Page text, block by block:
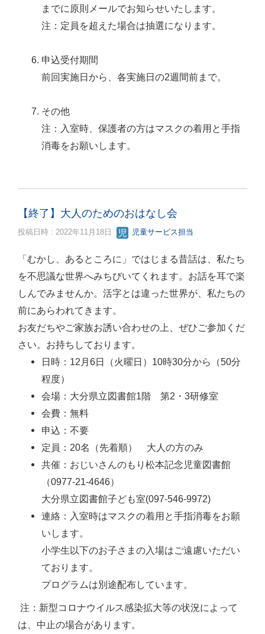
までに原則メールでお知らせいたします。
注：定員を超えた場合は抽選になります。
申込受付期間
前回実施日から、各実施日の2週間前まで。
その他
注：入室時、保護者の方はマスクの着用と手指
消毒をお願いします。
【終了】大人のためのおはなし会
投稿日時 : 2022年11月18日 児童サービス担当
「むかし、あるところに」ではじまる昔話は、私たち
を不思議な世界へみちびいてくれます。お話を耳で楽
しんでみませんか。活字とは違った世界が、私たちの
前にあらわれてきます。
お友だちやご家族お誘い合わせの上、ぜひご参加くだ
さい。お持ちしております。
日時：12月6日（火曜日）10時30分から（50分
程度）
会場：大分県立図書館1階 第2・3研修室
会費：無料
申込：不要
定員：20名（先着順） 大人の方のみ
共催：おじいさんのもり松本記念児童図書館
（0977-21-4646）
大分県立図書館子ども室(097-546-9972)
連絡：入室時はマスクの着用と手指消毒をお願
いします。
小学生以下のお子さまの入場はご遠慮いただい
ております。
プログラムは別途配布しています。
注：新型コロナウイルス感染拡大等の状況によって
は、中止の場合があります。